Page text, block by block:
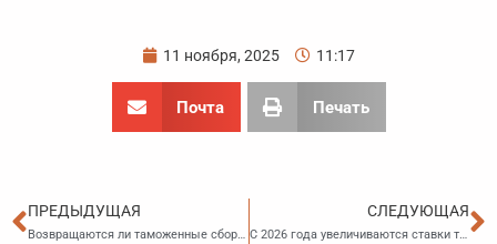
11 ноября, 2025 11:17
Почта Печать
Пред
ПРЕДЫДУЩАЯ
Возвращаются ли таможенные сборы за таможенные операции в случае отзыва декларации на товары
СЛЕДУЮЩАЯ
С 2026 года увеличиваются ставки таможенных сборов